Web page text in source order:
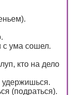
с ума сошел.
кто на дело
удержишься.
(подраться).